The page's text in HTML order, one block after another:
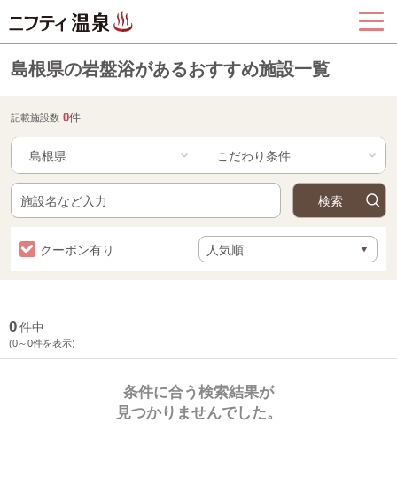
島根県の岩盤浴があるおすすめ施設一覧
記載施設数 0件
島根県
クーポン有り
0件中
(0～0件を表示)
条件に合う検索結果が
見つかりませんでした。